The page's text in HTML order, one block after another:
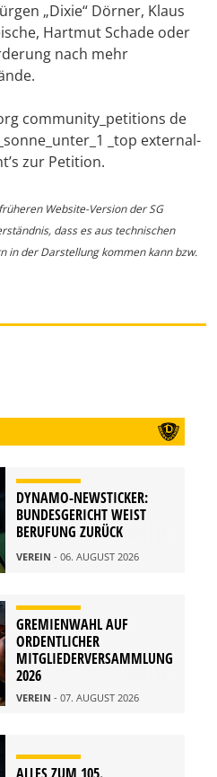
„Dixie“ Dörner, Klaus
Hartmut Schade oder
nach mehr
community_petitions de
_top external-
zur Petition.
Website-Version der SG
dass es aus technischen
in der Darstellung kommen kann bzw.
DYNAMO-NEWSTICKER:
BUNDESGERICHT WEIST
BERUFUNG ZURÜCK
VEREIN - 06. AUGUST 2026
GREMIENWAHL AUF
ORDENTLICHER
MITGLIEDERVERSAMMLUNG
2026
VEREIN - 07. AUGUST 2026